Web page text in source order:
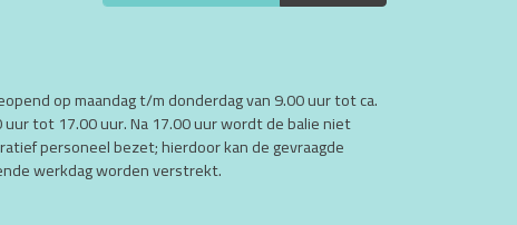
op maandag t/m donderdag van 9.00 uur tot ca.
uur tot 17.00 uur. Na 17.00 uur wordt de balie niet
personeel bezet; hierdoor kan de gevraagde
werkdag worden verstrekt.